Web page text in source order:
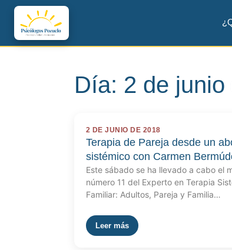
Día: 2 de junio
2 DE JUNIO DE 2018
Terapia de Pareja desde un
sistémico con Carmen
Este sábado se ha llevado a cabo el
número 11 del Experto en Terapia
Familiar: Adultos, Pareja y Familia…
Leer más